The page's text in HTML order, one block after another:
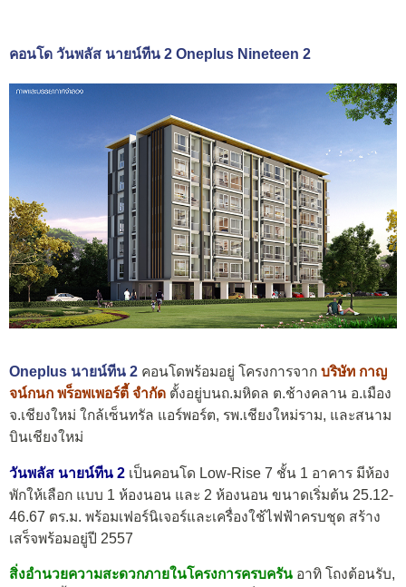
คอนโด วันพลัส นายน์ทีน 2 Oneplus Nineteen 2
Oneplus นายน์ทีน 2 คอนโดพร้อมอยู่ โครงการจาก บริษัท กาญ
จน์กนก พร็อพเพอร์ตี้ จำกัด ตั้งอยู่บนถ.มหิดล ต.ช้างคลาน อ.เมือง
จ.เชียงใหม่ ใกล้เซ็นทรัล แอร์พอร์ต, รพ.เชียงใหม่ราม, และสนาม
บินเชียงใหม่
วันพลัส นายน์ทีน 2 เป็นคอนโด Low-Rise 7 ชั้น 1 อาคาร มีห้อง
พักให้เลือก แบบ 1 ห้องนอน และ 2 ห้องนอน ขนาดเริ่มต้น 25.12-
46.67 ตร.ม. พร้อมเฟอร์นิเจอร์และเครื่องใช้ไฟฟ้าครบชุด สร้าง
เสร็จพร้อมอยู่ปี 2557
สิ่งอำนวยความสะดวกภายในโครงการครบครัน อาทิ โถงต้อนรับ,